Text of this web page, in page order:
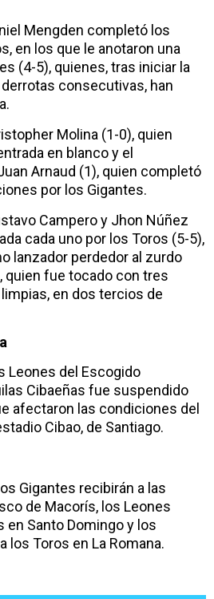
Mengden completó los
en los que le anotaron una
(4-5), quienes, tras iniciar la
consecutivas, han
Molina (1-0), quien
en blanco y el
Arnaud (1), quien completó
por los Gigantes.
Campero y Jhon Núñez
cada uno por los Toros (5-5),
lanzador perdedor al zurdo
quien fue tocado con tres
en dos tercios de
Leones del Escogido
Cibaeñas fue suspendido
afectaron las condiciones del
Cibao, de Santiago.
Gigantes recibirán a las
de Macorís, los Leones
en Santo Domingo y los
los Toros en La Romana.